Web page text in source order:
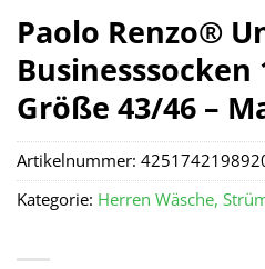
Paolo Renzo®
Businesssocken
Größe 43/46 –
Artikelnummer:
Kategorie: Herren Wäsche,